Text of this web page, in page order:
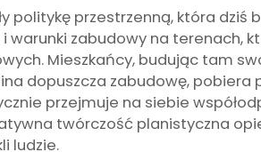
politykę przestrzenną, która dziś
zabudowy na terenach,
Mieszkańcy, budując tam
dopuszcza zabudowę,
przejmuje na siebie
twórczość planistyczna
ludzie.